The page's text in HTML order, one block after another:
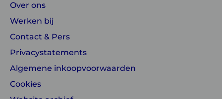
Over ons
Werken bij
Contact & Pers
Privacystatements
Algemene inkoopvoorwaarden
Cookies